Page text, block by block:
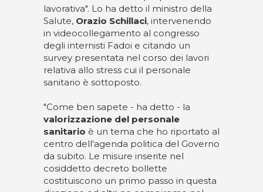
lavorativa". Lo ha detto il ministro della
Salute, Orazio Schillaci, intervenendo
in videocollegamento al congresso
degli internisti Fadoi e citando un
survey presentata nel corso dei lavori
relativa allo stress cui il personale
sanitario è sottoposto.
"Come ben sapete - ha detto - la
valorizzazione del personale
sanitario è un tema che ho riportato al
centro dell'agenda politica del Governo
da subito. Le misure inserite nel
cosiddetto decreto bollette
costituiscono un primo passo in questa